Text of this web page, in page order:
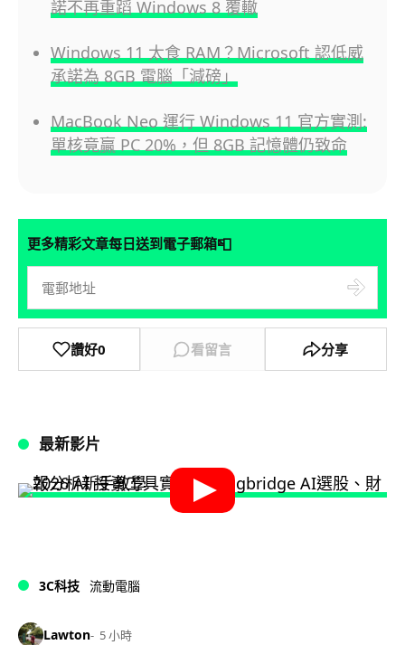
諾不再重蹈 Windows 8 覆轍
Windows 11 太食 RAM？Microsoft 認低威
承諾為 8GB 電腦「減磅」
MacBook Neo 運行 Windows 11 官方實測:
單核竟贏 PC 20%，但 8GB 記憶體仍致命
更多精彩文章每日送到電子郵箱📮
讚好0 看留言 分享
最新影片
3C科技 流動電腦
Lawton 5 小時